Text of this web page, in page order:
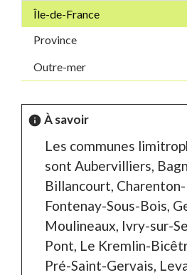
Île-de-France
Province
Outre-mer
info À savoir
Les communes
sont Aubervilliers,
Billancourt,
Fontenay-Sous-Bois,
Moulineaux, Ivry-sur-
Pont, Le Kremlin-
Pré-Saint-Gervais,